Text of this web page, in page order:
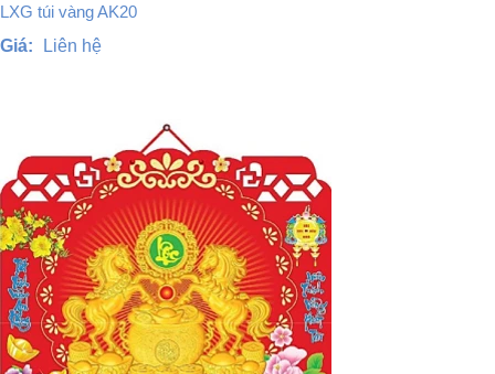
LXG túi vàng AK20
Giá:
Liên hệ